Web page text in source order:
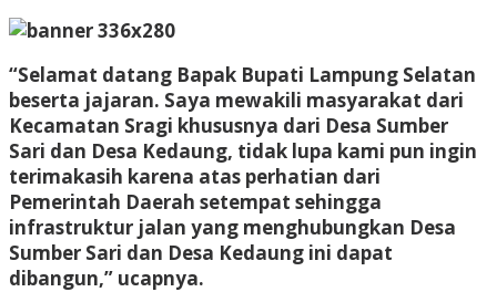
“Selamat datang Bapak Bupati Lampung Selatan
beserta jajaran. Saya mewakili masyarakat dari
Kecamatan Sragi khususnya dari Desa Sumber
Sari dan Desa Kedaung, tidak lupa kami pun ingin
terimakasih karena atas perhatian dari
Pemerintah Daerah setempat sehingga
infrastruktur jalan yang menghubungkan Desa
Sumber Sari dan Desa Kedaung ini dapat
dibangun,” ucapnya.